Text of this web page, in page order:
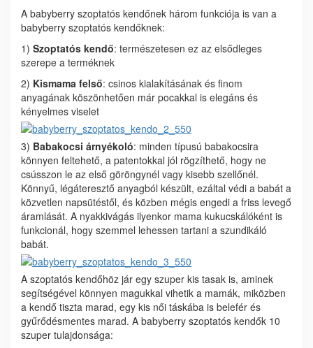
A babyberry szoptatós kendőnek három funkciója is van a
babyberry szoptatós kendőknek:
1) Szoptatós kendő: természetesen ez az elsődleges
szerepe a terméknek
2) Kismama felső: csinos kialakításának és finom
anyagának köszönhetően már pocakkal is elegáns és
kényelmes viselet
3) Babakocsi árnyékoló: minden típusú babakocsira
könnyen feltehető, a patentokkal jól rögzíthető, hogy ne
csússzon le az első göröngynél vagy kisebb szellőnél.
Könnyű, légáteresztő anyagból készült, ezáltal védi a babát a
közvetlen napsütéstől, és közben mégis engedi a friss levegő
áramlását. A nyakkivágás ilyenkor mama kukucskálóként is
funkcionál, hogy szemmel lehessen tartani a szundikáló
babát.
A szoptatós kendőhöz jár egy szuper kis tasak is, aminek
segítségével könnyen magukkal vihetik a mamák, miközben
a kendő tiszta marad, egy kis női táskába is belefér és
gyűrődésmentes marad. A babyberry szoptatós kendők 10
szuper tulajdonsága: